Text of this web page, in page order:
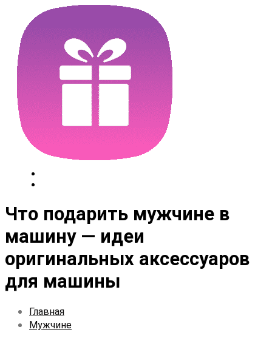
Что подарить мужчине в
машину — идеи
оригинальных аксессуаров
для машины
Главная
Мужчине